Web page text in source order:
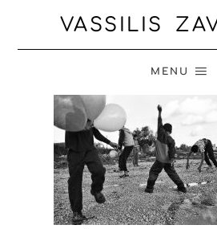
VASSILIS
MENU